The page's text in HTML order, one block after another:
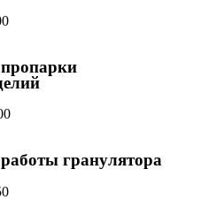
гранулятора